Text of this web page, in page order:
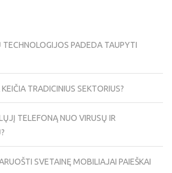
PADEDA TAUPYTI
TRADICINIUS SEKTORIUS?
TELEFONĄ NUO VIRUSŲ IR
SVETAINĘ MOBILIAJAI PAIEŠKAI